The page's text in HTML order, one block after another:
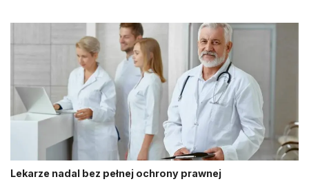
Lekarze nadal bez pełnej ochrony prawnej